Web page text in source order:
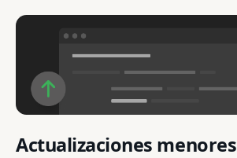
Actualizaciones menores